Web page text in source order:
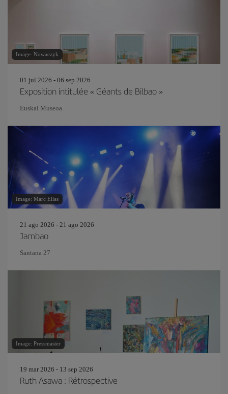
Image: Nowaczyk
01 jul 2026 - 06 sep 2026
Exposition intitulée « Géants de Bilbao »
Euskal Museoa
Image: Marc Elias
21 ago 2026 - 21 ago 2026
Jambao
Santana 27
Image: Pressmaster
19 mar 2026 - 13 sep 2026
Ruth Asawa : Rétrospective